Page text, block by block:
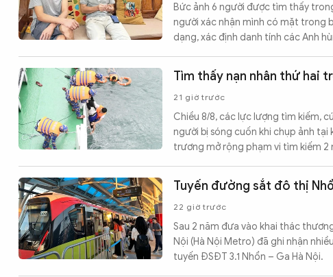
Bức ảnh 6 người được tìm thấy
người xác nhận mình có mặt trong
dạng, xác định danh tính các Anh
Tìm thấy nạn nhân thứ hai
21 giờ trước
Chiều 8/8, các lực lượng tìm kiếm,
người bị sóng cuốn khi chụp ảnh tại
trương mở rộng phạm vi tìm kiếm 2
Tuyến đường sắt đô thị
22 giờ trước
Sau 2 năm đưa vào khai thác
Nội (Hà Nội Metro) đã ghi nhận
tuyến ĐSĐT 3.1 Nhổn – Ga Hà Nội.